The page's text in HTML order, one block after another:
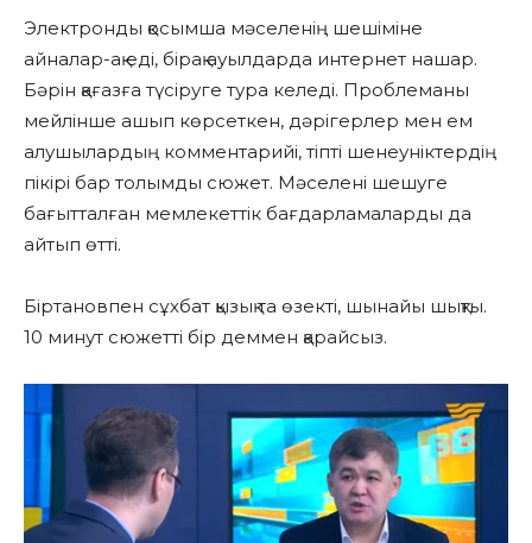
Электронды қосымша мәселенің шешіміне
айналар-ақ еді, бірақ ауылдарда интернет нашар.
Бәрін қағазға түсіруге тура келеді. Проблеманы
мейлінше ашып көрсеткен, дәрігерлер мен ем
алушылардың комментарийі, тіпті шенеуніктердің
пікірі бар толымды сюжет. Мәселені шешуге
бағытталған мемлекеттік бағдарламаларды да
айтып өтті.
Біртановпен сұхбат қызық та өзекті, шынайы шықты.
10 минут сюжетті бір деммен қарайсыз.